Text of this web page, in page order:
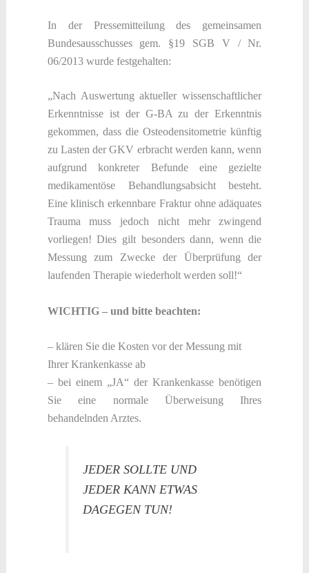
In der Pressemitteilung des gemeinsamen
Bundesausschusses gem. §19 SGB V / Nr.
06/2013 wurde festgehalten:
„Nach Auswertung aktueller wissenschaftlicher
Erkenntnisse ist der G-BA zu der Erkenntnis
gekommen, dass die Osteodensitometrie künftig
zu Lasten der GKV erbracht werden kann, wenn
aufgrund konkreter Befunde eine gezielte
medikamentöse Behandlungsabsicht besteht.
Eine klinisch erkennbare Fraktur ohne adäquates
Trauma muss jedoch nicht mehr zwingend
vorliegen! Dies gilt besonders dann, wenn die
Messung zum Zwecke der Überprüfung der
laufenden Therapie wiederholt werden soll!“
WICHTIG – und bitte beachten:
– klären Sie die Kosten vor der Messung mit
Ihrer Krankenkasse ab
– bei einem „JA“ der Krankenkasse benötigen
Sie eine normale Überweisung Ihres
behandelnden Arztes.
JEDER SOLLTE UND
JEDER KANN ETWAS
DAGEGEN TUN!